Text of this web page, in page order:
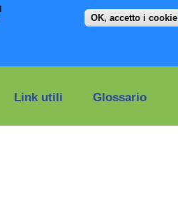
OK, accetto i cookie
Link utili Glossario